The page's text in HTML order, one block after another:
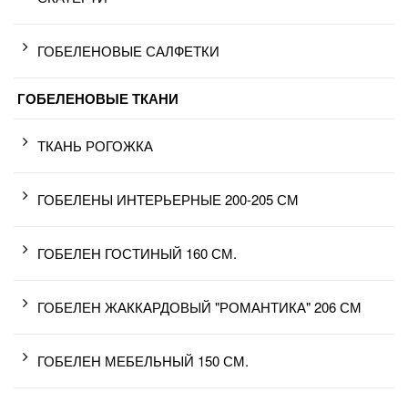
ГОБЕЛЕНОВЫЕ САЛФЕТКИ
ГОБЕЛЕНОВЫЕ ТКАНИ
ТКАНЬ РОГОЖКА
ГОБЕЛЕНЫ ИНТЕРЬЕРНЫЕ 200-205 СМ
ГОБЕЛЕН ГОСТИНЫЙ 160 СМ.
ГОБЕЛЕН ЖАККАРДОВЫЙ "РОМАНТИКА" 206 СМ
ГОБЕЛЕН МЕБЕЛЬНЫЙ 150 СМ.